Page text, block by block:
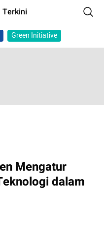
Terkini
Green Initiative
Mengatur
dalam